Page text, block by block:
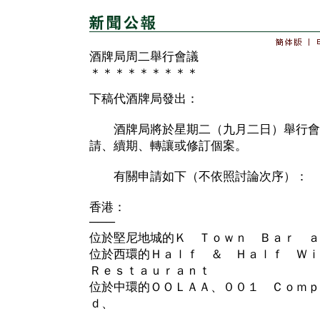
酒牌局周二舉行會議
＊＊＊＊＊＊＊＊＊
下稿代酒牌局發出：
酒牌局將於星期二（九月二日）舉行會
請、續期、轉讓或修訂個案。
有關申請如下（不依照討論次序）：
香港：
───
位於堅尼地城的Ｋ Ｔｏｗｎ Ｂａｒ
位於西環的Ｈａｌｆ ＆ Ｈａｌｆ
Ｒｅｓｔａｕｒａｎｔ
位於中環的ＯＯＬＡＡ、００１ Ｃｏｍ
ｄ、